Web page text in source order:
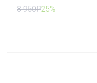
8 950₽25%